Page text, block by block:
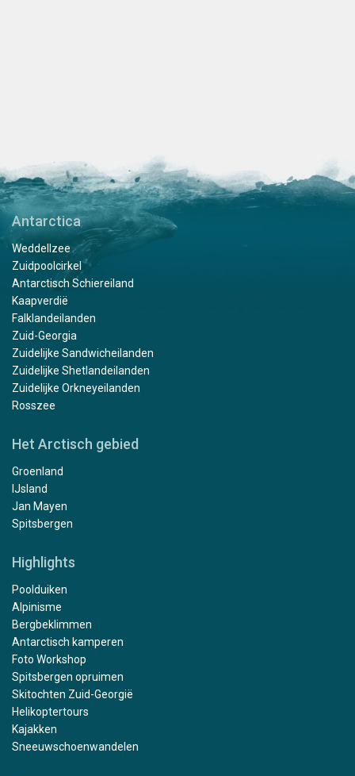
Antarctica
Weddellzee
Zuidpoolcirkel
Antarctisch Schiereiland
Kaapverdië
Falklandeilanden
Zuid-Georgia
Zuidelijke Sandwicheilanden
Zuidelijke Shetlandeilanden
Zuidelijke Orkneyeilanden
Rosszee
Het Arctisch gebied
Groenland
IJsland
Jan Mayen
Spitsbergen
Highlights
Poolduiken
Alpinisme
Bergbeklimmen
Antarctisch kamperen
Foto Workshop
Spitsbergen opruimen
Skitochten Zuid-Georgië
Helikoptertours
Kajakken
Sneeuwschoenwandelen